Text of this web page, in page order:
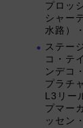
プロッ
シャー
水路）
ステー
コ・テ
ンデコ
プラチ
L3リー
プマー
ッセン